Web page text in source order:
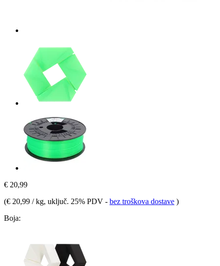
€ 20,99
(€ 20,99 / kg, uključ. 25% PDV - bez troškova dostave )
Boja: